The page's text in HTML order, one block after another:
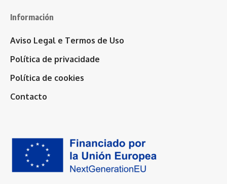
Información
Aviso Legal e Termos de Uso
Política de privacidade
Política de cookies
Contacto